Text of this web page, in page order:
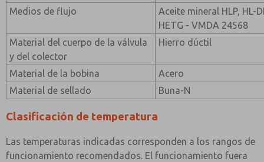
Medios de flujo
Aceite mineral HLP, HL-
HETG - VMDA 24568
Material del cuerpo de la válvula
y del colector
Hierro dúctil
Material de la bobina
Acero
Material de sellado
Buna-N
Clasificación de temperatura
Las temperaturas indicadas corresponden a los rangos de
funcionamiento recomendados. El funcionamiento fuera